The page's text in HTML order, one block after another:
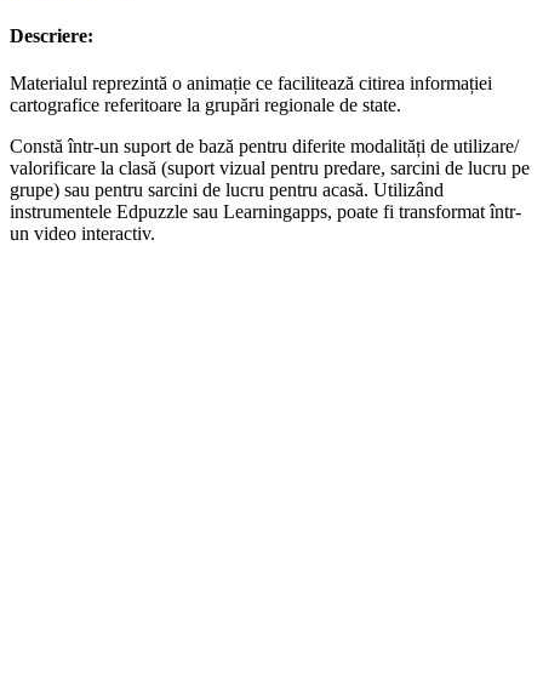
Descriere:
Materialul reprezintă o animație ce facilitează citirea informației
cartografice referitoare la grupări regionale de state.
Constă într-un suport de bază pentru diferite modalități de utilizare/
valorificare la clasă (suport vizual pentru predare, sarcini de lucru pe
grupe) sau pentru sarcini de lucru pentru acasă. Utilizând
instrumentele Edpuzzle sau Learningapps, poate fi transformat într-
un video interactiv.